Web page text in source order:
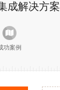
成解决方案
功案例